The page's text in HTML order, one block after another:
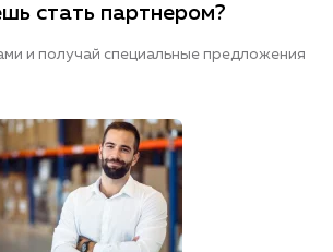
стать партнером?
и получай специальные предложения